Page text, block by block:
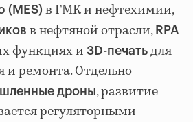
(MES) в ГМК и нефтехимии,
в нефтяной отрасли, RPA
функциях и 3D-печать для
и ремонта. Отдельно
дроны, развитие
регуляторными